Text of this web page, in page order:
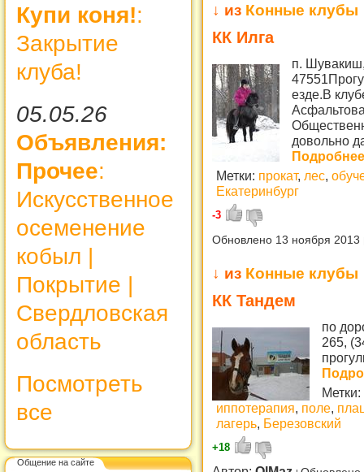
Купи коня!:
Закрытие
клуба!
05.05.26
Объявления:
Прочее:
Искусственное
осеменение
кобыл |
Покрытие |
Свердловская
область
Посмотреть
все
Общение на сайте
↓ из Конные клубы
КК Илга
п.
езде.В
довольно
Метки: прокат, лес,
Екатеринбург
-3
Обновлено 13 ноября 2013
↓ из Конные клубы
КК Тандем
по
265,
Метки:
иппотерапия, поле,
лагерь, Березовский
+18